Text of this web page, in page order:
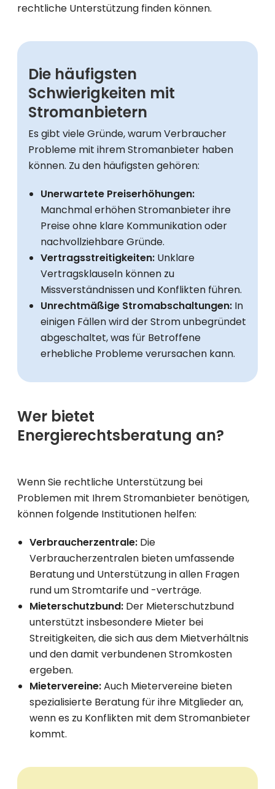
rechtliche Unterstützung finden können.
Die häufigsten
Schwierigkeiten mit
Stromanbietern
Es gibt viele Gründe, warum Verbraucher
Probleme mit ihrem Stromanbieter haben
können. Zu den häufigsten gehören:
Unerwartete Preiserhöhungen:
Manchmal erhöhen Stromanbieter ihre
Preise ohne klare Kommunikation oder
nachvollziehbare Gründe.
Vertragsstreitigkeiten: Unklare
Vertragsklauseln können zu
Missverständnissen und Konflikten führen.
Unrechtmäßige Stromabschaltungen: In
einigen Fällen wird der Strom unbegründet
abgeschaltet, was für Betroffene
erhebliche Probleme verursachen kann.
Wer bietet
Energierechtsberatung an?
Wenn Sie rechtliche Unterstützung bei
Problemen mit Ihrem Stromanbieter benötigen,
können folgende Institutionen helfen:
Verbraucherzentrale: Die
Verbraucherzentralen bieten umfassende
Beratung und Unterstützung in allen Fragen
rund um Stromtarife und -verträge.
Mieterschutzbund: Der Mieterschutzbund
unterstützt insbesondere Mieter bei
Streitigkeiten, die sich aus dem Mietverhältnis
und den damit verbundenen Stromkosten
ergeben.
Mietervereine:Auch Mietervereine bieten
spezialisierte Beratung für ihre Mitglieder an,
wenn es zu Konflikten mit dem Stromanbieter
kommt.